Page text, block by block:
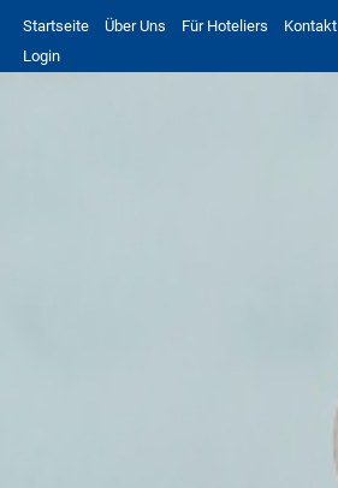
Startseite Über Uns Für Hoteliers
Kontakt
Login